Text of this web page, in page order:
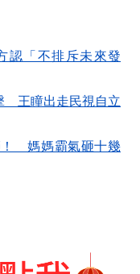
認「不排斥未來發
王瞳出走民視自立
！ 媽媽霸氣砸十幾